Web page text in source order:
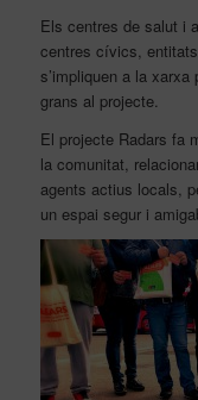
Els centres de salut i
centres cívics,
s’impliquen a la
grans al projecte.
El projecte Radars fa
la comunitat,
agents actius locals,
un espai segur i